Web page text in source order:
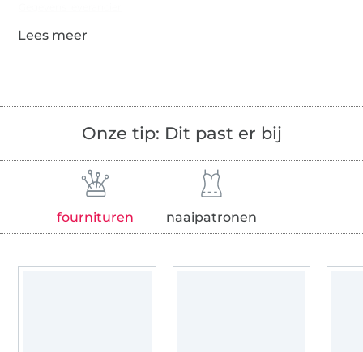
Onze tip: Dit past er bij
fournituren naaipatronen